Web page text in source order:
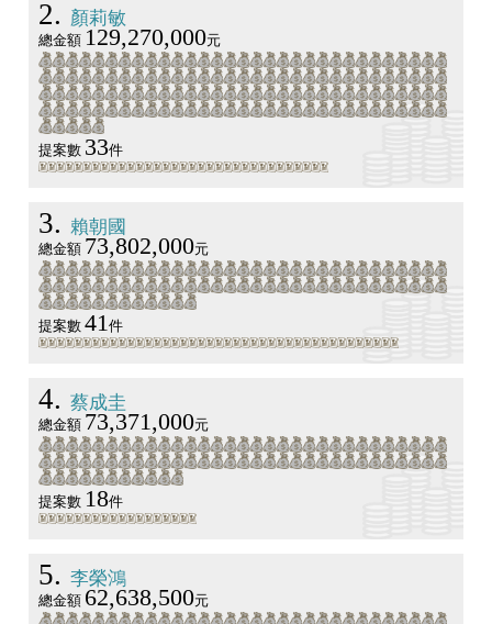
2 顏莉敏
總金額 129,270,000元
提案數 33件
3 賴朝國
總金額 73,802,000元
提案數 41件
4 蔡成圭
總金額 73,371,000元
提案數 18件
5 李榮鴻
總金額 62,638,500元